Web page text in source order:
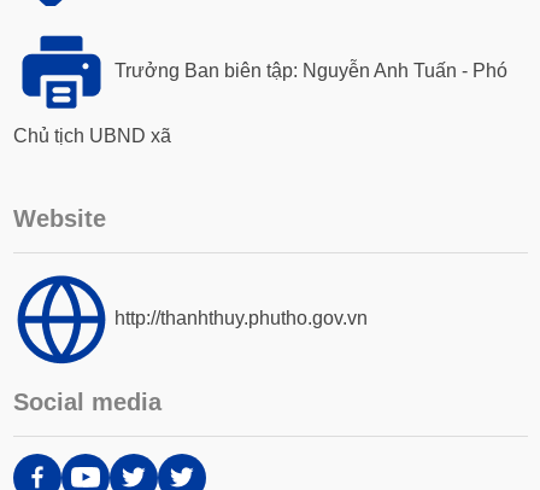
Trưởng Ban biên tập: Nguyễn Anh Tuấn - Phó
Chủ tịch UBND xã
Website
http://thanhthuy.phutho.gov.vn
Social media